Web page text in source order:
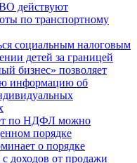
действуют
по транспортному
социальным налоговым
детей за границей
бизнес» позволяет
информацию об
по НДФЛ можно
порядке
о порядке
доходов от продажи